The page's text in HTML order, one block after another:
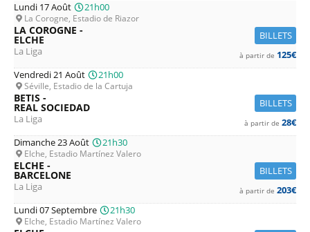
Lundi 17 Août 21h00
La Corogne, Estadio de Riazor
BILLETS
LA COROGNE -
ELCHE
La Liga à partir de 125€
Vendredi 21 Août
21h00
Séville, Estadio de la Cartuja
BILLETS
BETIS -
REAL SOCIEDAD
La Liga à partir de 28€
Dimanche 23 Août
21h30
Elche, Estadio Martínez Valero
BILLETS
ELCHE -
BARCELONE
La Liga à partir de 203€
Lundi 07 Septembre
21h30
Elche, Estadio Martínez Valero